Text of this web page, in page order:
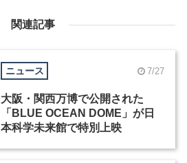
関連記事
ニュース 7/27
大阪・関西万博で公開された
「BLUE OCEAN DOME」が日
本科学未来館で特別上映